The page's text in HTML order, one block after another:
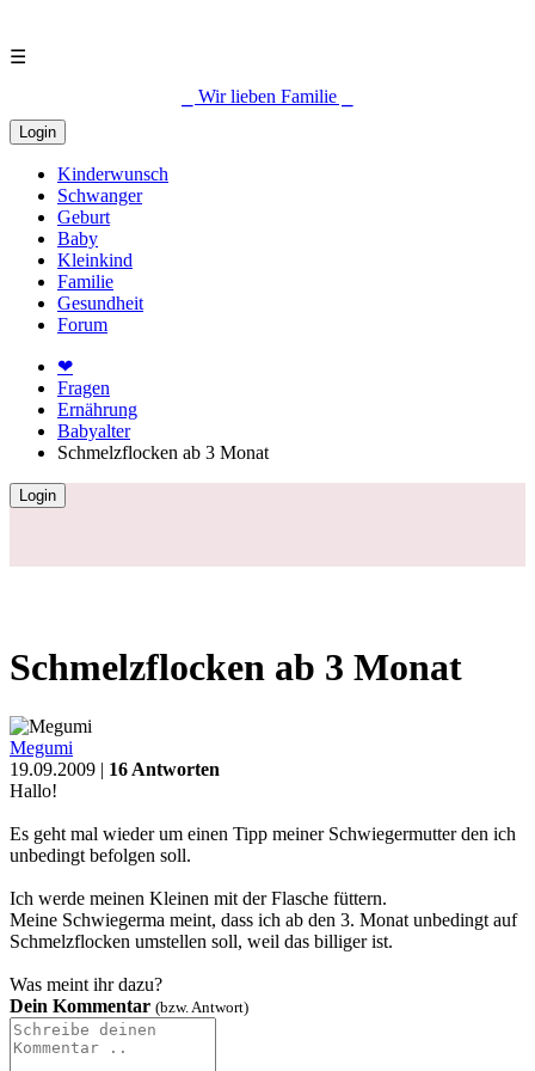
☰
⎯ Wir lieben Familie ⎯
Login
Kinderwunsch
Schwanger
Geburt
Baby
Kleinkind
Familie
Gesundheit
Forum
❤
Fragen
Ernährung
Babyalter
Schmelzflocken ab 3 Monat
Login